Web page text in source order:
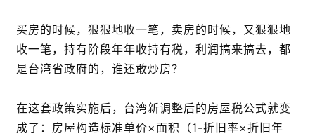
买房的时候，狠狠地收一笔，卖房的时候，又狠狠地
收一笔，持有阶段年年收持有税，利润搞来搞去，都
是台湾省政府的，谁还敢炒房？
在这套政策实施后，台湾新调整后的房屋税公式就变
成了：房屋构造标准单价×面积（1-折旧率×折旧年